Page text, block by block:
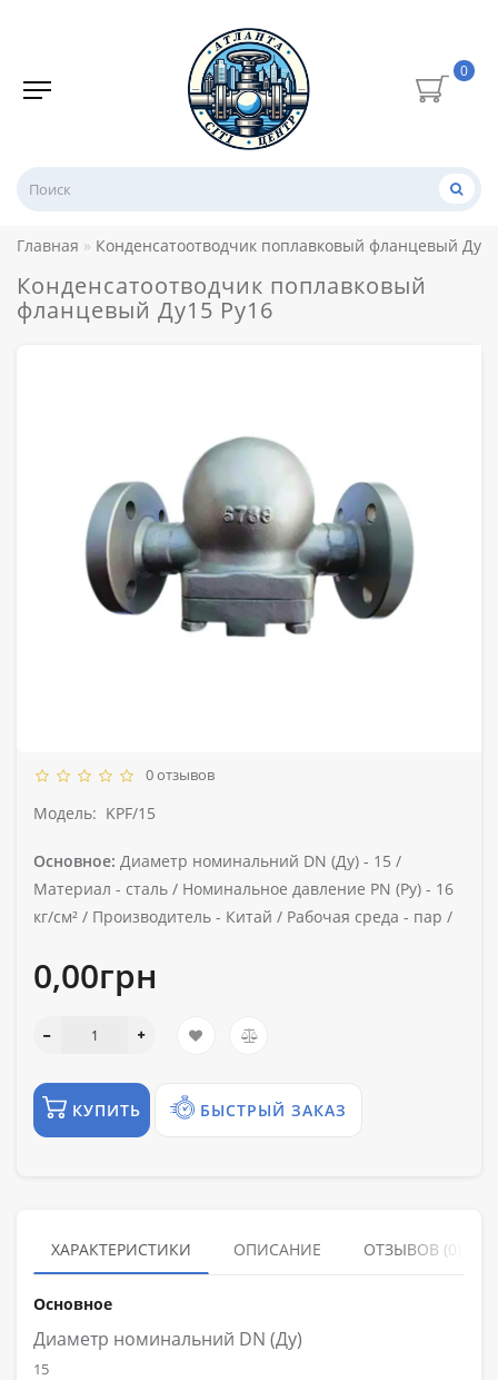
0
Главная Конденсатоотводчик поплавковый фланцевый
Конденсатоотводчик поплавковый
фланцевый Ду15 Ру16
0 отзывов
Модель: KPF/15
Основное: Диаметр номинальний DN (Ду) - 15 /
Материал - сталь / Номинальное давление PN (Ру) - 16
кг/см² / Производитель - Китай / Рабочая среда - пар /
0,00грн
КУПИТЬ БЫСТРЫЙ ЗАКАЗ
ХАРАКТЕРИСТИКИ ОПИСАНИЕ ОТЗЫВОВ (0)
Основное
Диаметр номинальний DN (Ду)
15